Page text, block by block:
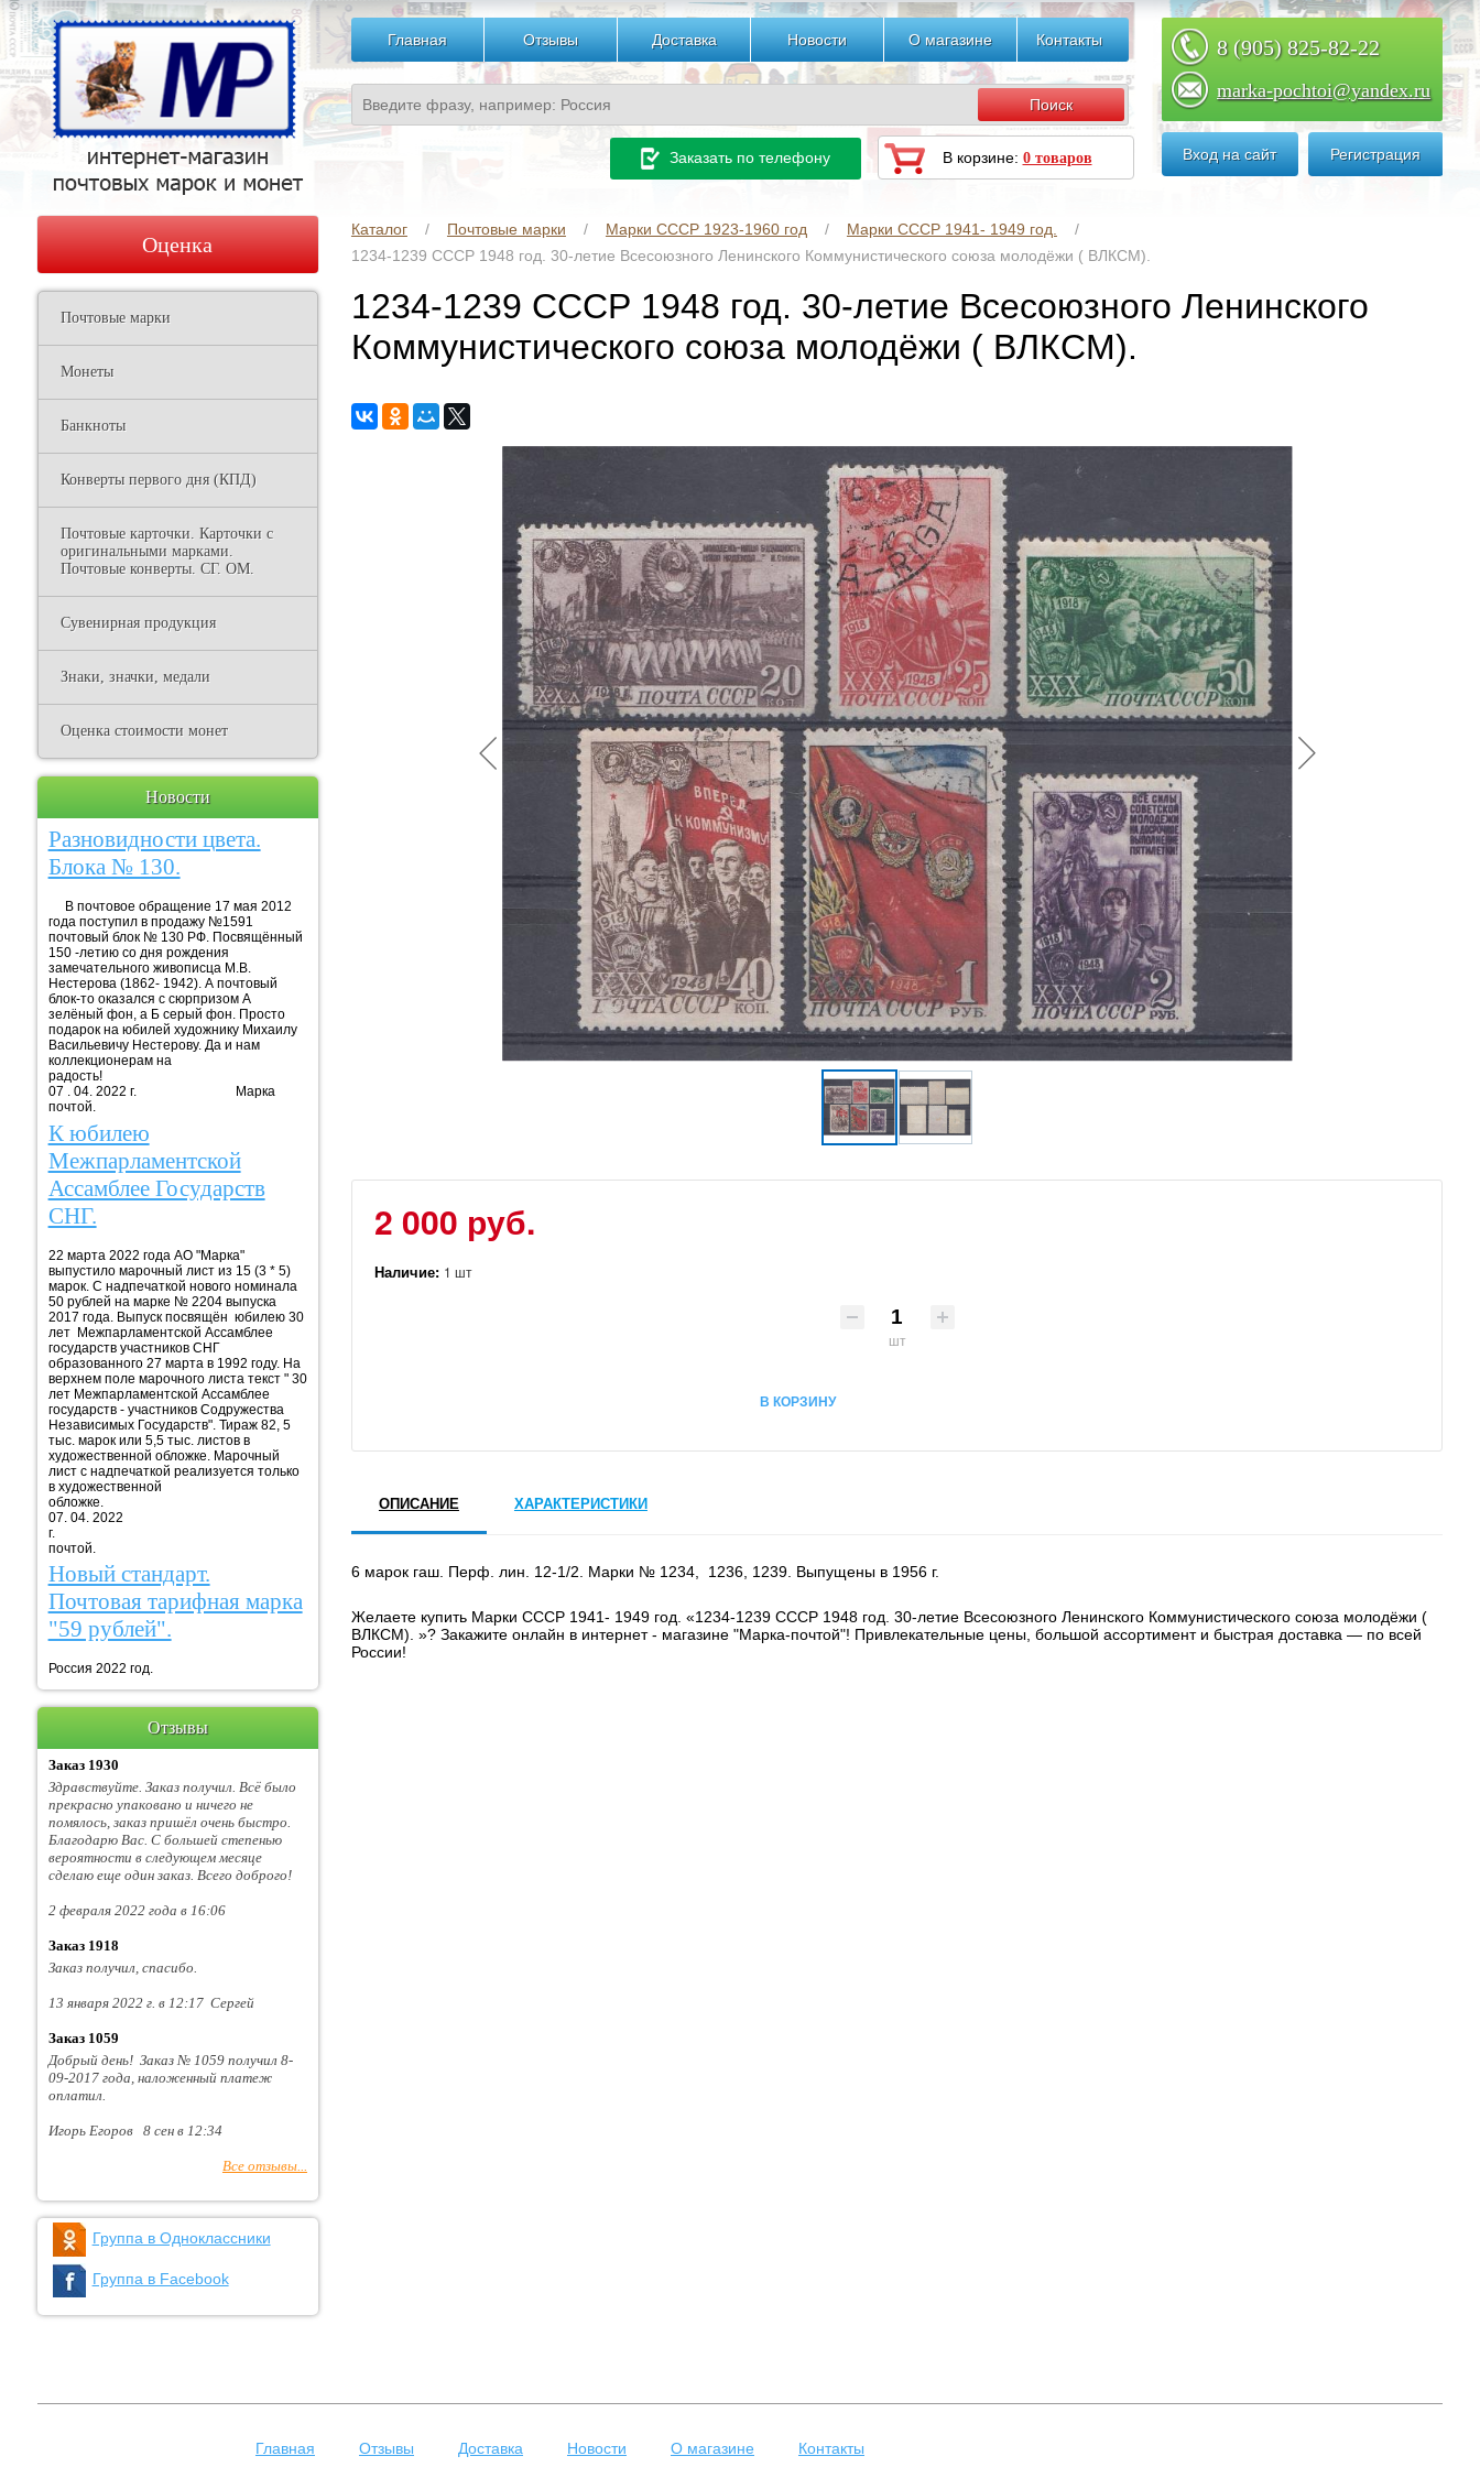
Главная Отзывы Доставка Новости О магазине Контакты 8 (905) 825-82-22
marka-pochtoi@yandex.ru
Вход на сайт Регистрация
Заказать по телефону В корзине: 0 товаров
Каталог Почтовые марки Марки СССР 1923-1960 год
Марки СССР 1941- 1949 год.
1234-1239 СССР 1948 год. 30-летие Всесоюзного Ленинского Коммунистического союза молодёжи ( ВЛКСМ).
1234-1239 СССР 1948 год. 30-летие Всесоюзного Ленинского
Коммунистического союза молодёжи ( ВЛКСМ).
2 000 руб.
Наличие: 1 шт
шт
В КОРЗИНУ
ОПИСАНИЕ ХАРАКТЕРИСТИКИ
6 марок гаш. Перф. лин. 12-1/2. Марки № 1234, 1236, 1239. Выпущены в 1956 г.
Желаете купить Марки СССР 1941- 1949 год. «1234-1239 СССР 1948 год. 30-летие Всесоюзного Ленинского Коммунистического союза молодёжи (
ВЛКСМ). »? Закажите онлайн в интернет - магазине "Марка-почтой"! Привлекательные цены, большой ассортимент и быстрая доставка — по всей
России!
Оценка
Почтовые марки
Монеты
Банкноты
Конверты первого дня (КПД)
Почтовые карточки. Карточки с
оригинальными марками.
Почтовые конверты. СГ. ОМ.
Сувенирная продукция
Знаки, значки, медали
Оценка стоимости монет
Новости
Разновидности цвета.
Блока № 130.
В почтовое обращение 17 мая 2012
года поступил в продажу №1591
почтовый блок № 130 РФ. Посвящённый
150 -летию со дня рождения
замечательного живописца М.В.
Нестерова (1862- 1942). А почтовый
блок-то оказался с сюрпризом А
зелёный фон, а Б серый фон. Просто
подарок на юбилей художнику Михаилу
Васильевичу Нестерову. Да и нам
коллекционерам на
радость!
07 . 04. 2022 г. Марка
почтой.
К юбилею
Межпарламентской
Ассамблее Государств
СНГ.
22 марта 2022 года АО "Марка"
выпустило марочный лист из 15 (3 * 5)
марок. С надпечаткой нового номинала
50 рублей на марке № 2204 выпуска
2017 года. Выпуск посвящён юбилею 30
лет Межпарламентской Ассамблее
государств участников СНГ
образованного 27 марта в 1992 году. На
верхнем поле марочного листа текст " 30
лет Межпарламентской Ассамблее
государств - участников Содружества
Независимых Государств". Тираж 82, 5
тыс. марок или 5,5 тыс. листов в
художественной обложке. Марочный
лист с надпечаткой реализуется только
в художественной
обложке.
07. 04. 2022
г. Марка
почтой.
Новый стандарт.
Почтовая тарифная марка
"59 рублей".
Россия 2022 год.
Отзывы
Заказ 1930
Здравствуйте. Заказ получил. Всё было
прекрасно упаковано и ничего не
помялось, заказ пришёл очень быстро.
Благодарю Вас. С большей степенью
вероятности в следующем месяце
сделаю еще один заказ. Всего доброго!
2 февраля 2022 года в 16:06
Заказ 1918
Заказ получил, спасибо.
13 января 2022 г. в 12:17 Сергей
Заказ 1059
Добрый день! Заказ № 1059 получил 8-
09-2017 года, наложенный платеж
оплатил.
Игорь Егоров 8 сен в 12:34
Все отзывы...
Группа в Одноклассники
Группа в Facebook
Главная Отзывы Доставка Новости О магазине Контакты